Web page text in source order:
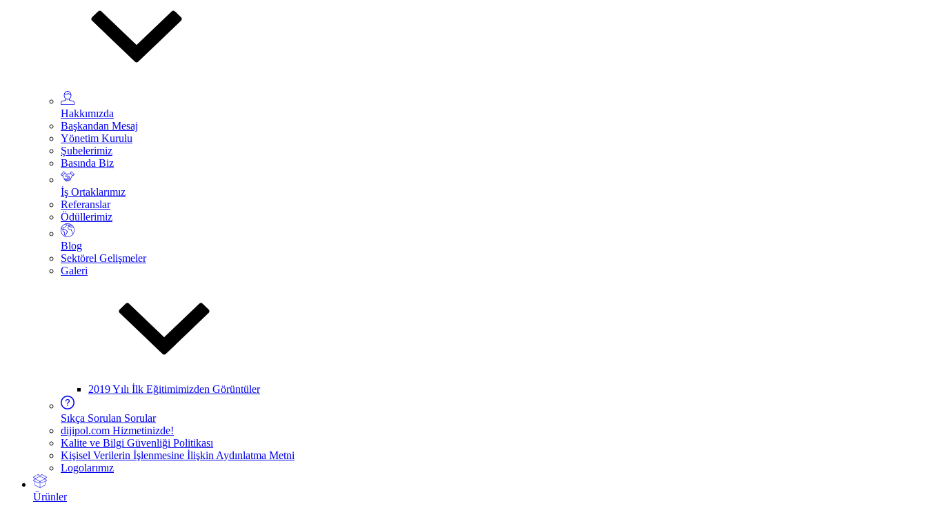
Hakkımızda
Başkandan Mesaj
Yönetim Kurulu
Şubelerimiz
Basında Biz
İş Ortaklarımız
Referanslar
Ödüllerimiz
Blog
Sektörel Gelişmeler
Galeri
2019 Yılı İlk Eğitimimizden Görüntüler
Sıkça Sorulan Sorular
dijipol.com Hizmetinizde!
Kalite ve Bilgi Güvenliği Politikası
Kişisel Verilerin İşlenmesine İlişkin Aydınlatma Metni
Logolarımız
Ürünler